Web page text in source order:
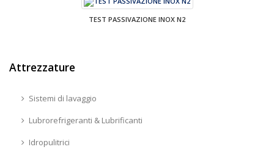
TEST PASSIVAZIONE INOX N2
Attrezzature
Sistemi di lavaggio
Lubrorefrigeranti & Lubrificanti
Idropulitrici